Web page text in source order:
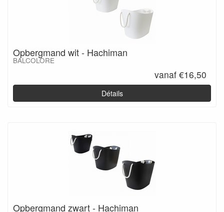
Opbergmand wit - Hachiman
BALCOLORE
vanaf €16,50
Détails
Opbergmand zwart - Hachiman